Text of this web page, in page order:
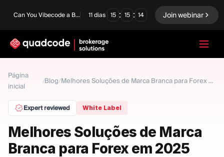
Can You Vibecode a Brokerage Platform? 11 dias 15 : 15 : 13 Join webinar
Página
inicial
/
Blog / Melhores Soluções de Marca Branca para Forex em 2025
Expert reviewed White Label
Melhores Soluções de Marca
Branca para Forex em 2025
Solução completa Opções Binárias